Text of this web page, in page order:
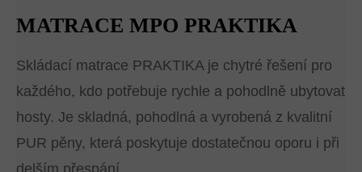
MATRACE MPO PRAKTIKA
Skládací matrace PRAKTIKA je chytré řešení pro
každého, kdo potřebuje rychle a pohodlně ubytovat
hosty. Je skladná, pohodlná a vyrobená z kvalitní
PUR pěny, která poskytuje dostatečnou oporu i při
delším přespání.